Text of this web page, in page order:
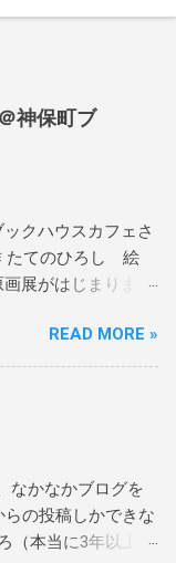
神保町ブ
クハウスカフェさ
たてのひろし 絵
展がはじまりまし
伝いをいただき、
キパキと綺麗に飾
。 本当にありがと
した。 ありがとう
しんで読んでもら
日にシリーズ最終章
READ MORE »
なかなかブログを
の投稿しかできな
（本当に3年以上前